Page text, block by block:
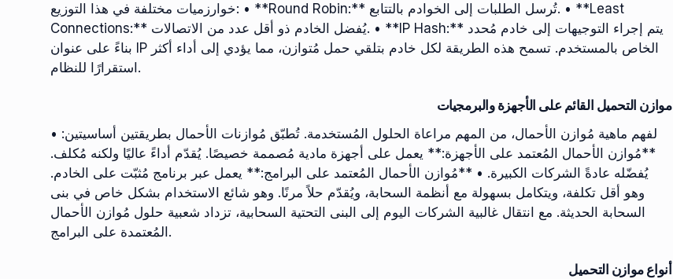
خوارزميات مختلفة في هذا التوزيع: • **Round Robin:** تُرسل الطلبات إلى الخوادم بالتتابع. • **Least
Connections:** يُفضل الخادم ذو أقل عدد من الاتصالات. • **IP Hash:** يتم إجراء التوجيهات إلى خادم مُحدد
بناءً على عنوان IP الخاص بالمستخدم. تسمح هذه الطريقة لكل خادم بتلقي حمل مُتوازن، مما يؤدي إلى أداء أكثر
استقرارًا للنظام.
موازن التحميل القائم على الأجهزة والبرمجيات
لفهم ماهية مُوازن الأحمال، من المهم مراعاة الحلول المُستخدمة. تُطبّق مُوازنات الأحمال بطريقتين أساسيتين: •
**مُوازن الأحمال المُعتمد على الأجهزة:** يعمل على أجهزة مادية مُصممة خصيصًا. يُقدّم أداءً عاليًا ولكنه مُكلف.
يُفضّله عادةً الشركات الكبيرة. • **مُوازن الأحمال المُعتمد على البرامج:** يعمل عبر برنامج مُثبّت على الخادم.
وهو أقل تكلفة، ويتكامل بسهولة مع أنظمة السحابة، ويُقدّم حلاً مرنًا. وهو شائع الاستخدام بشكل خاص في بنى
السحابة الحديثة. مع انتقال غالبية الشركات اليوم إلى البنى التحتية السحابية، تزداد شعبية حلول مُوازن الأحمال
المُعتمدة على البرامج.
أنواع موازن التحميل